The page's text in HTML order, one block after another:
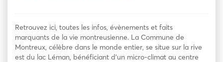
Retrouvez ici, toutes les infos, évènements et faits
marquants de la vie montreusienne. La Commune de
Montreux, célèbre dans le monde entier, se situe sur la rive
est du lac Léman, bénéficiant d’un micro-climat au centre